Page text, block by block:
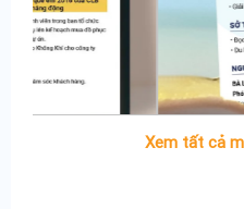
Xem tất cả